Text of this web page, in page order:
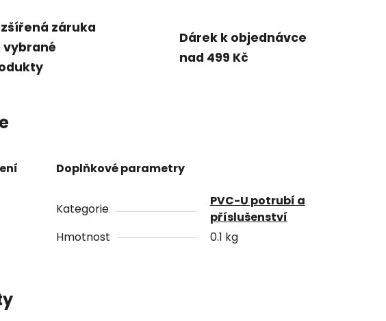
záruka
vybrané
Dárek k objednávce
nad 499 Kč
Doplňkové parametry
Kategorie
PVC-U potrubí a
příslušenství
Hmotnost
0.1 kg